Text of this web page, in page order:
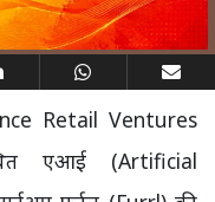
Retail Ventures
एआई (Artificial